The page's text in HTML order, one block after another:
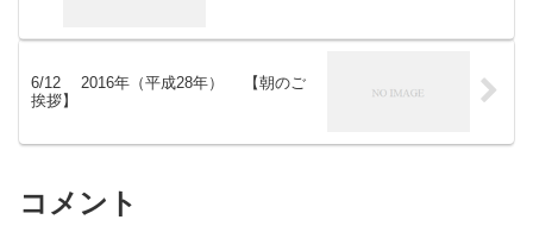
6/12 2016年（平成28年） 【朝のご
挨拶】
コメント